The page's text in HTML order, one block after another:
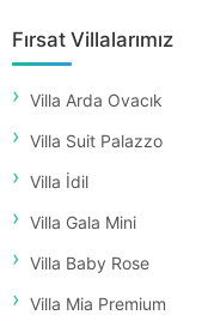
Fırsat Villalarımız
Villa Arda Ovacık
Villa Suit Palazzo
Villa İdil
Villa Gala Mini
Villa Baby Rose
Villa Mia Premium